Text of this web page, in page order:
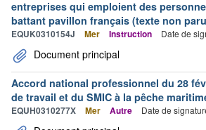
entreprises qui emploient des
battant pavillon français (texte non
EQUK0310154J Mer Instruction Date de
Document principal
Accord national professionnel du 28
de travail et du SMIC à la pêche
EQUH0310277X Mer Autre Date de